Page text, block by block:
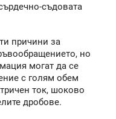
съдовата
причини за
но
могат да се
с голям обем
ток, шоково
дробове.